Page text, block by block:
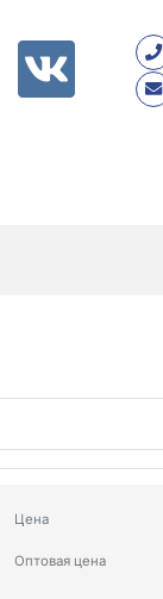
Цена
Оптовая цена